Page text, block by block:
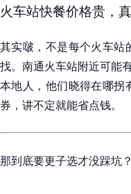
火车站快餐价格贵，
其实啵，不是每个火车站
找。南通火车站附近可能
本地人，他们晓得在哪拐
券，讲不定就能省点钱。
那到底要更子选才没踩坑？